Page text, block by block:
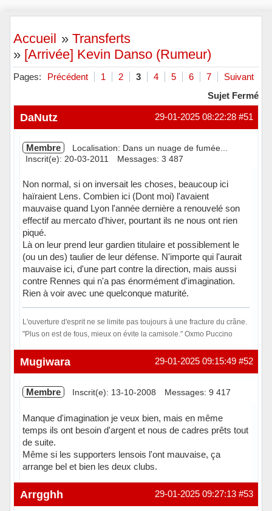
Accueil »Transferts
» [Arrivée] Kevin Danso (Rumeur)
Pages: Précédent 1 2 3 4 5 6 7
Suivant
Sujet Fermé
#51
29-01-2025 08:22:28
DaNutz
Membre
Localisation: Dans un nuage de fumée...
Inscrit(e): 20-03-2011
Messages: 3 487
Non normal, si on inversait les choses, beaucoup ici
haïraient Lens. Combien ici (Dont moi) l'avaient
mauvaise quand Lyon l'année dernière a renouvelé son
effectif au mercato d'hiver, pourtant ils ne nous ont rien
piqué.
Là on leur prend leur gardien titulaire et possiblement le
(ou un des) taulier de leur défense. N'importe qui l'aurait
mauvaise ici, d'une part contre la direction, mais aussi
contre Rennes qui n'a pas énormément d'imagination.
Rien à voir avec une quelconque maturité.
L'ouverture d'esprit ne se limite pas toujours à une fracture du crâne.
"Plus on est de fous, mieux on évite la camisole." Oxmo Puccino
Hors ligne #52
29-01-2025 09:15:49
Mugiwara
Membre Inscrit(e): 13-10-2008 Messages: 9 417
Manque d'imagination je veux bien, mais en même
temps ils ont besoin d'argent et nous de cadres prêts tout
de suite.
Même si les supporters lensois l'ont mauvaise, ça
arrange bel et bien les deux clubs.
Hors ligne #53
29-01-2025 09:27:13
Arrgghh